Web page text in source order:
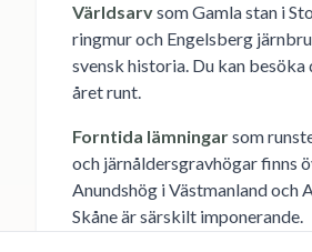
Världsarvsom Gamla stan i
ringmur och Engelsberg
svensk historia. Du kan besöka
året runt.
Forntida lämningarsom
och järnåldersgravhögar finns
Anundshög i Västmanland och
Skåne är särskilt imponerande.